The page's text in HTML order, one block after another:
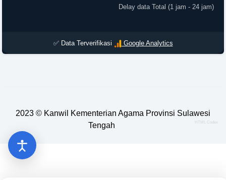
Delay data Total (1 jam - 24 jam)
✅ Data Terverifikasi Google Analytics
2023 © Kanwil Kementerian Agama Provinsi Sulawesi
Tengah
HTML Codex